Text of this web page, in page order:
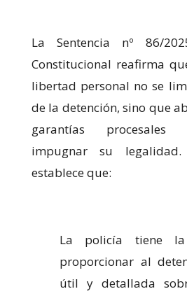
La Sentencia nº 86/
Constitucional reafirma
libertad personal no se
de la detención, sino que
garantías
impugnar su legalidad.
establece que:
La policía tiene
proporcionar al
útil y detallada